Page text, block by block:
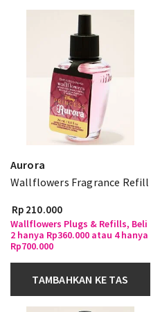
Aurora
Wallflowers Fragrance Refill
Rp 210.000
Wallflowers Plugs & Refills, Beli
2 hanya Rp360.000 atau 4 hanya
Rp700.000
TAMBAHKAN KE TAS